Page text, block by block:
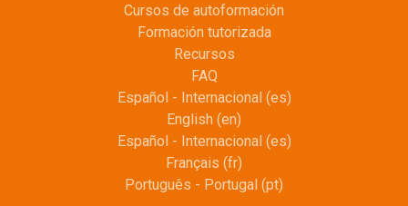
Cursos de autoformación
Formación tutorizada
Recursos
FAQ
Español - Internacional ‎(es)‎
English ‎(en)‎
Español - Internacional ‎(es)‎
Français ‎(fr)‎
Português - Portugal ‎(pt)‎